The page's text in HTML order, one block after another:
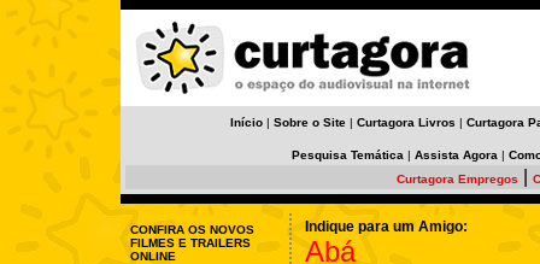
Início | Sobre o Site | Curtagora Livros | Curtagora
Pesquisa Temática | Assista Agora |
Curtagora Empregos
CONFIRA OS NOVOS
FILMES E TRAILERS
ONLINE
Indique para um Amigo:
Abá